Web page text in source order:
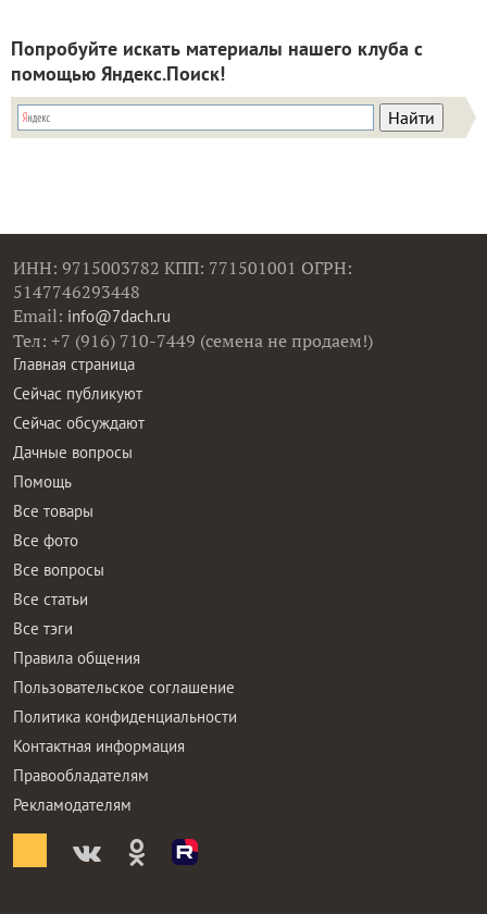
Попробуйте искать материалы нашего клуба с
помощью Яндекс.Поиск!
ИНН: 9715003782 КПП: 771501001 ОГРН:
5147746293448
Email: info@7dach.ru
Тел: +7 (916) 710-7449 (семена не продаем!)
Главная страница
Сейчас публикуют
Сейчас обсуждают
Дачные вопросы
Помощь
Все товары
Все фото
Все вопросы
Все статьи
Все тэги
Правила общения
Пользовательское соглашение
Политика конфиденциальности
Контактная информация
Правообладателям
Рекламодателям